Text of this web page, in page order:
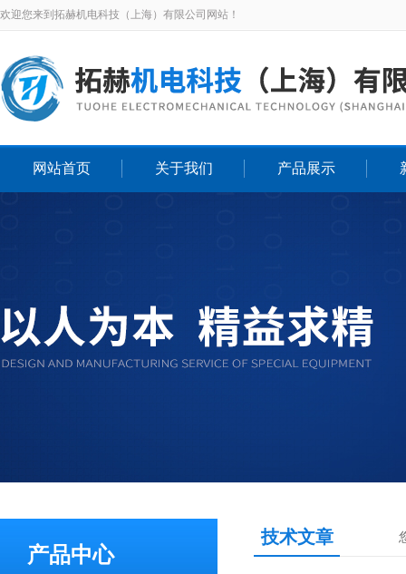
欢迎您来到拓赫机电科技（上海）有限公司网站！
网站首页 关于我们 产品展示
产品中心
技术文章